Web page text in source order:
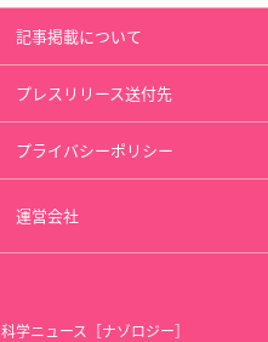
記事掲載について
プレスリリース送付先
プライバシーポリシー
運営会社
科学ニュース［ナゾロジー］